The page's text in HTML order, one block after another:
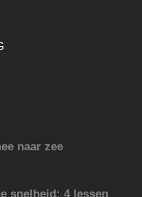
naar zee
snelheid: 4 lessen